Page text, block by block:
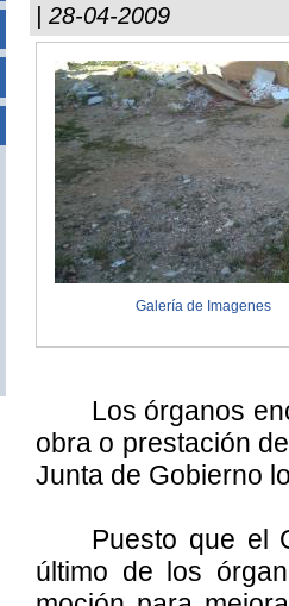
| 28-04-2009
Galería de Imagenes
Los órganos
obra o prestación
Junta de Gobierno
Puesto que el
último de los